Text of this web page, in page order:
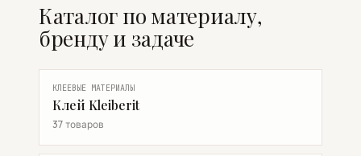
Каталог по материалу,
бренду и задаче
КЛЕЕВЫЕ МАТЕРИАЛЫ
Клей Kleiberit
37 товаров